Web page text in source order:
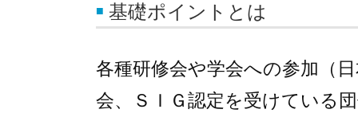
基礎ポイントとは
各種研修会や学会への参加（
会、ＳＩＧ認定を受けている